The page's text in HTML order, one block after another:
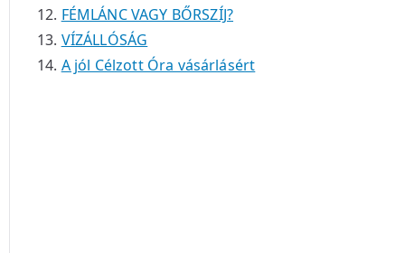
FÉMLÁNC VAGY BŐRSZÍJ?
VÍZÁLLÓSÁG
A jól Célzott Óra vásárlásért